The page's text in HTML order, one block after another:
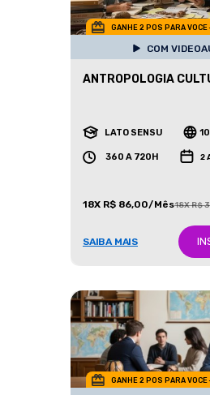
GANHE 2 POS PARA VOCE
COM
ANTROPOLOGIA
LATO SENSU
360 A 720H 2
18X R$ 86,00/Mês18X R$
SAIBA MAIS
GANHE 2 POS PARA VOCE